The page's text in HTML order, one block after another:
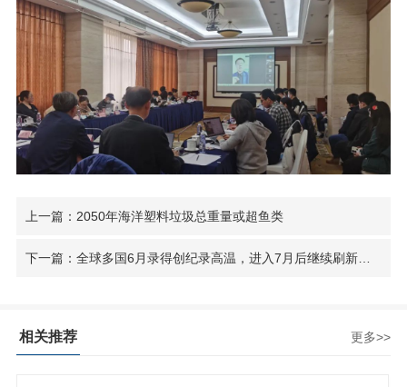
上一篇：2050年海洋塑料垃圾总重量或超鱼类
下一篇：全球多国6月录得创纪录高温，进入7月后继续刷新纪录
相关推荐 更多>>